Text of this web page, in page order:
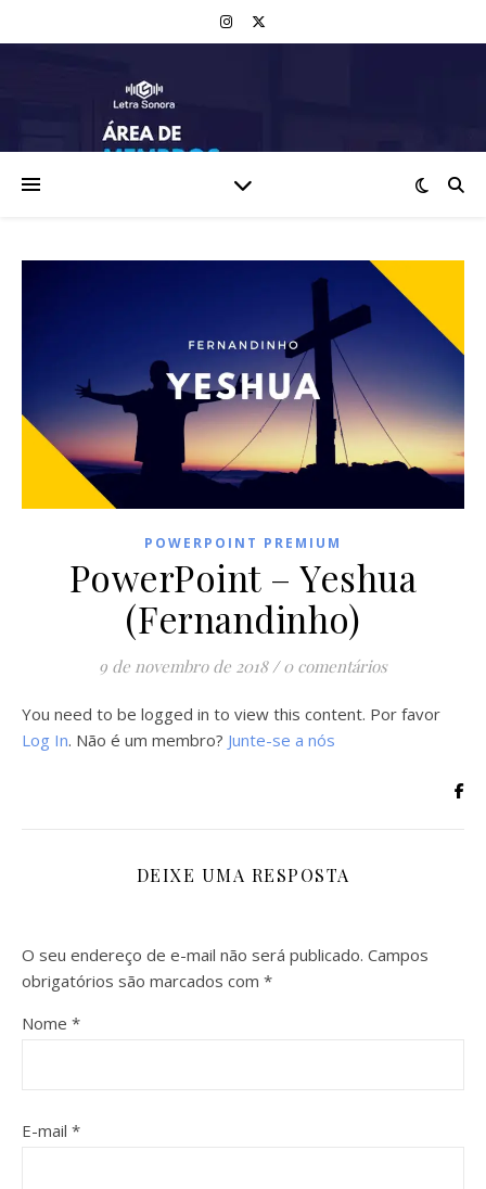
POWERPOINT PREMIUM
PowerPoint – Yeshua
(Fernandinho)
9 de novembro de 2018 / 0 comentários
You need to be logged in to view this content. Por favor
Log In. Não é um membro? Junte-se a nós
DEIXE UMA RESPOSTA
O seu endereço de e-mail não será publicado. Campos
obrigatórios são marcados com *
Nome *
E-mail *